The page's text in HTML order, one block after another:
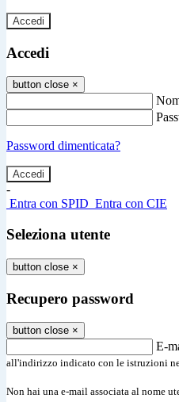
Accedi
Accedi
button close ×
Password dimenticata?
-
Entra con SPID Entra con CIE
Seleziona utente
button close ×
Recupero password
button close ×
E-
all'indirizzo indicato con le istruzioni
Non hai una e-mail associata al nome